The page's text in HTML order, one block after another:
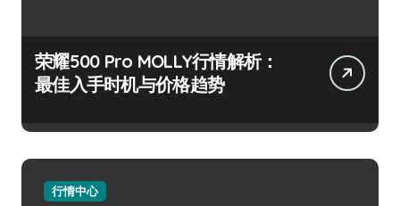
荣耀500 Pro MOLLY行情解析：
最佳入手时机与价格趋势
行情中心